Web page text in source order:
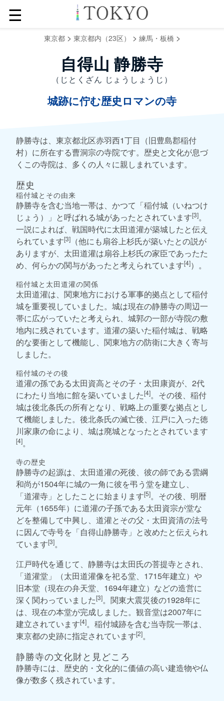
☰
東京都> 東京都内（23区） > 練馬・板橋 >
自得山 静勝寺
（じとくざん じょうしょうじ）
城跡に佇む歴史ロマンの寺
静勝寺は、東京都北区赤羽西1丁目（旧豊島郡稲付
村）に所在する曹洞宗の寺院です。歴史と文化が息づ
くこの寺院は、多くの人々に親しまれています。
歴史
稲付城とその由来
静勝寺を含む当地一帯は、かつて「稲付城（いねつけ
じょう）」と呼ばれる城があったとされています[3]。
一説によれば、戦国時代に太田道灌が築城したと伝え
られています[3] （他にも扇谷上杉氏が築いたとの説が
ありますが、太田道灌は扇谷上杉氏の家臣であったた
め、何らかの関与があったと考えられています[4]）。
稲付城と太田道灌の関係
太田道灌は、関東地方における軍事的拠点として稲付
城を重要視していました。城は現在の静勝寺の周辺一
帯に広がっていたと考えられ、城郭の一部が寺院の敷
地内に残されています。道灌の築いた稲付城は、戦略
的な要衝として機能し、関東地方の防衛に大きく寄与
しました。
稲付城のその後
道灌の孫である太田資高とその子・太田康資が、2代
にわたり当地に館を築いていました[4]。その後、稲付
城は後北条氏の所有となり、戦略上の重要な拠点とし
て機能しました。後北条氏の滅亡後、江戸に入った徳
川家康の命により、城は廃城となったとされています
[4]。
寺の歴史
静勝寺の起源は、太田道灌の死後、彼の師である雲綱
和尚が1504年に城の一角に彼を弔う堂を建立し、
「道灌寺」としたことに始まります[5]。その後、明暦
元年（1655年）に道灌の子孫である太田資宗が堂な
どを整備して中興し、道灌とその父・太田資清の法号
に因んで寺号を「自得山静勝寺」と改めたと伝えられ
ています[3]。
江戸時代を通じて、静勝寺は太田氏の菩提寺とされ、
「道灌堂」（太田道灌像を祀る堂、1715年建立）や
旧本堂（現在の弁天堂、1694年建立）などの造営に
深く関わっていました[3]。関東大震災後の1928年に
は、現在の本堂が完成しました。観音堂は2007年に
建立されています[4]。稲付城跡を含む当寺院一帯は、
東京都の史跡に指定されています[2]。
静勝寺の文化財と見どころ
静勝寺には、歴史的・文化的に価値の高い建造物や仏
像が数多く残されています。